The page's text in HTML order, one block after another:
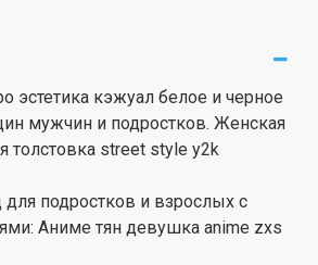
эстетика кэжуал белое и черное
мужчин и подростков. Женская
толстовка street style y2k
для подростков и взрослых с
Аниме тян девушка anime zxs